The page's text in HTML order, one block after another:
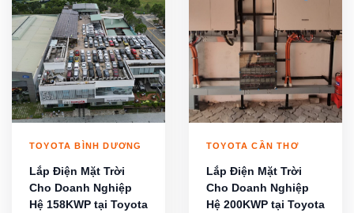
TOYOTA BÌNH DƯƠNG
Lắp Điện Mặt Trời
Cho Doanh Nghiệp
Hệ 158KWP tại Toyota
TOYOTA CẦN THƠ
Lắp Điện Mặt Trời
Cho Doanh Nghiệp
Hệ 200KWP tại Toyota